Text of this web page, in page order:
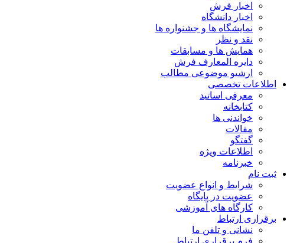
اخبار فرش
اخبار دانشگاه
نمایشگاه ها و جشنواره ها
نقد و نظر
همایش ها و مسابقات
دایره المعارف فرش
ارشیو موضوعی مطالب
اطلاعات تخصصی
معرفی اساتید
کتابخانه
خواندنی ها
مقالات
گفتگو
اطلاعات ویژه
خبرنامه
ثبت نام
شرایط و انواع عضویت
عضویت در پایگاه
کارگاه های آموزشی
برقراری ارتباط
نشانی و تلفن ما
فرم برقراری ارتباط